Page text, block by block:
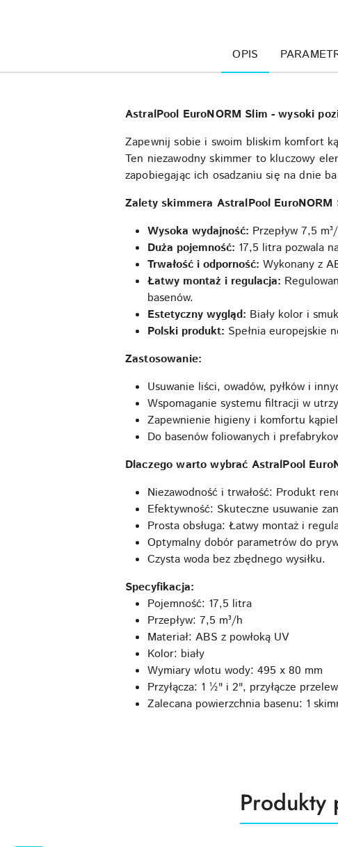
OPIS
AstralPool EuroNORM Slim - wysoki
Zapewnij sobie i swoim bliskim komfort
Ten niezawodny skimmer to kluczowy
zapobiegając ich osadzaniu się na dnie
Zalety skimmera AstralPool EuroNORM
Wysoka wydajność: Przepływ 7,5
Duża pojemność: 17,5 litra pozwala
Trwałość i odporność: Wykonany z
Łatwy montaż i regulacja:
basenów.
Estetyczny wygląd: Biały kolor i
Polski produkt: Spełnia europejskie
Zastosowanie:
Usuwanie liści, owadów, pyłków i
Wspomaganie systemu filtracji w
Zapewnienie higieny i komfortu
Do basenów foliowanych i
Dlaczego warto wybrać AstralPool
Niezawodność i trwałość: Produkt
Efektywność: Skuteczne usuwanie
Prosta obsługa: Łatwy montaż i
Optymalny dobór parametrów do
Czysta woda bez zbędnego wysiłku.
Specyfikacja:
Pojemność: 17,5 litra
Przepływ: 7,5 m³/h
Materiał: ABS z powłoką UV
Kolor: biały
Wymiary wlotu wody: 495 x 80 mm
Przyłącza: 1 ½" i 2", przyłącze
Zalecana powierzchnia basenu: 1
Produkty
o
Produkty